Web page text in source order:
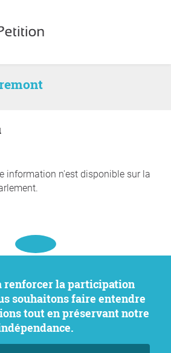
information n'est disponible sur la
souhaitons faire entendre
tout en préservant notre